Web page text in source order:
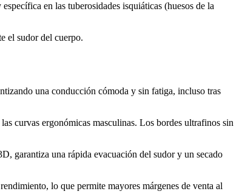
en las tuberosidades isquiáticas (huesos de la
el sudor del cuerpo.
una conducción cómoda y sin fatiga, incluso tras
curvas ergonómicas masculinas. Los bordes ultrafinos sin
garantiza una rápida evacuación del sudor y un secado
lo que permite mayores márgenes de venta al